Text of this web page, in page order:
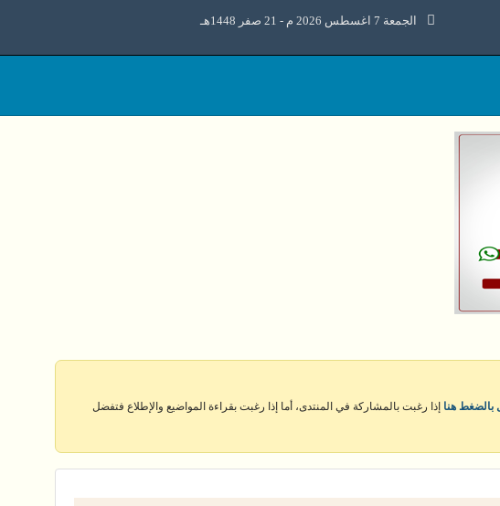
الجمعة 7 اغسطس 2026 م - 21 صفر 1448هـ
بالضغط هنا إذا رغبت بالمشاركة في المنتدى، أما إذا رغبت بقراءة المواضيع والإطلاع فتفضل